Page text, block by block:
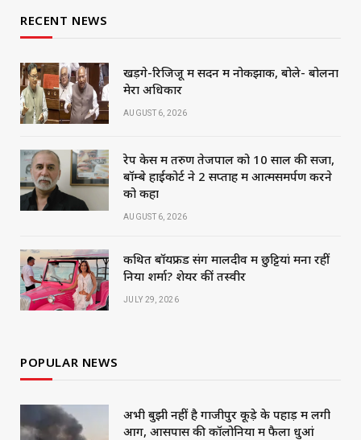
RECENT NEWS
खड़गे-रिजिजू में सदन में नोकझोंक, बोले- बोलना
मेरा अधिकार
AUGUST 6, 2026
रेप केस में तरुण तेजपाल को 10 साल की सजा,
बॉम्बे हाईकोर्ट ने 2 सप्ताह में आत्मसमर्पण करने
को कहा
AUGUST 6, 2026
कथित बॉयफ्रेंड संग मालदीव में छुट्टियां मना रहीं
निया शर्मा? शेयर कीं तस्वीरें
JULY 29, 2026
POPULAR NEWS
अभी बुझी नहीं है गाजीपुर कूड़े के पहाड़ में लगी
आग, आसपास की कॉलोनियों में फैला धुआं